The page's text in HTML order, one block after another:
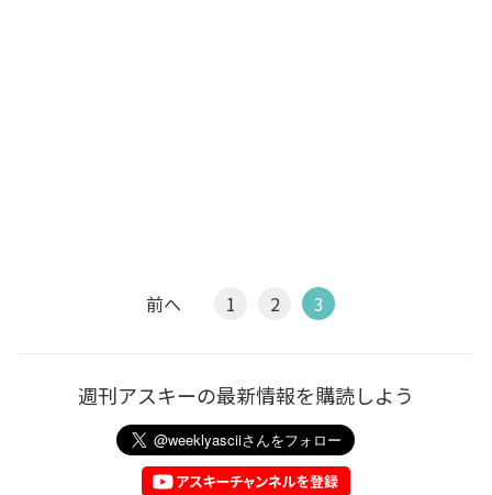
前へ 1 2 3
週刊アスキーの最新情報を購読しよう